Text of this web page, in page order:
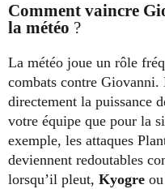
Comment vaincre
la météo ?
La météo joue un rôle
combats contre Giovanni.
directement la puissance
votre équipe que pour la
exemple, les attaques
deviennent redoutables
lorsqu’il pleut, Kyogre ou